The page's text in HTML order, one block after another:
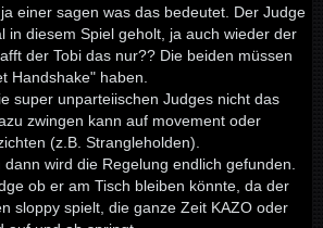
einer sagen was das bedeutet. Der Judge
in diesem Spiel geholt, ja auch wieder der
der Tobi das nur?? Die beiden müssen
Handshake" haben.
super unparteiischen Judges nicht das
zwingen kann auf movement oder
(z.B. Strangleholden).
wird die Regelung endlich gefunden.
ob er am Tisch bleiben könnte, da der
sloppy spielt, die ganze Zeit KAZO oder